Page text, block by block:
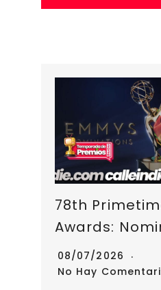
p o k
78th
Awards:
08/07/2026
No Hay